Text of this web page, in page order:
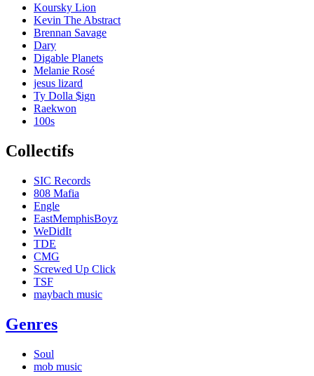
Koursky Lion
Kevin The Abstract
Brennan Savage
Dary
Digable Planets
Melanie Rosé
jesus lizard
Ty Dolla $ign
Raekwon
100s
Collectifs
SIC Records
808 Mafia
Engle
EastMemphisBoyz
WeDidIt
TDE
CMG
Screwed Up Click
TSF
maybach music
Genres
Soul
mob music